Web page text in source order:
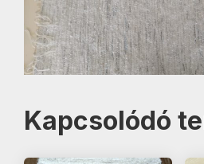
Kapcsolódó